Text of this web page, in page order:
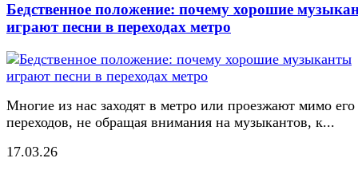
Бедственное положение: почему хорошие
играют песни в переходах метро
Многие из нас заходят в метро или проезжают мимо его
переходов, не обращая внимания на музыкантов, к...
17.03.26